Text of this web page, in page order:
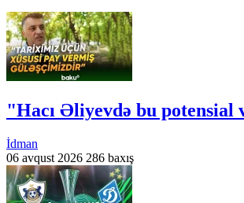
"Hacı Əliyevdə bu
İdman
06 avqust 2026 286 baxış